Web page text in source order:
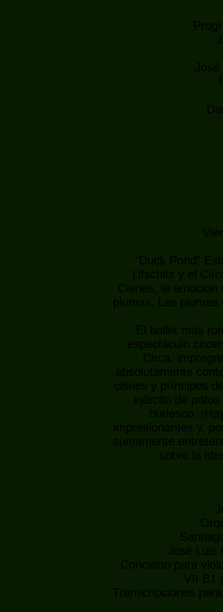
“Duck Pond”
Lifschitz y el
Cisnes, la
plumas. Las
El ballet más
espectáculo
Circa,
absolutamente
cisnes y príncipes
ejército de
burlesco.
impresionantes y,
sumamente
sobre la
José Luis
Concierto para
VII B1
Transcripciones